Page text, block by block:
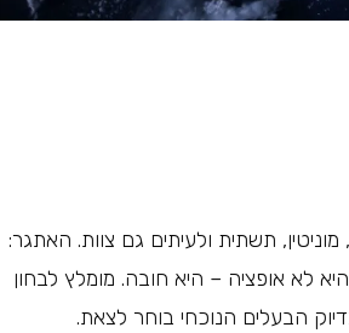
תשתית ולעיתים גם צוות. האתגר:
לא אופציה – היא חובה. מומלץ לבחון
הבעלים הנוכחי בוחר לצאת.